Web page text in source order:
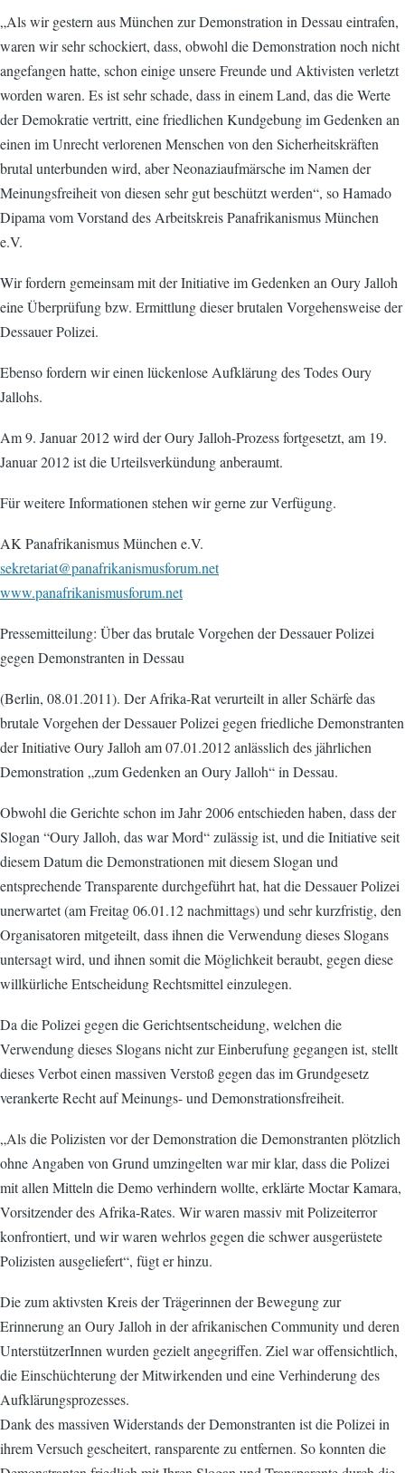
„Als wir gestern aus München zur Demonstration in Dessau eintrafen,
waren wir sehr schockiert, dass, obwohl die Demonstration noch nicht
angefangen hatte, schon einige unsere Freunde und Aktivisten verletzt
worden waren. Es ist sehr schade, dass in einem Land, das die Werte
der Demokratie vertritt, eine friedlichen Kundgebung im Gedenken an
einen im Unrecht verlorenen Menschen von den Sicherheitskräften
brutal unterbunden wird, aber Neonaziaufmärsche im Namen der
Meinungsfreiheit von diesen sehr gut beschützt werden“, so Hamado
Dipama vom Vorstand des Arbeitskreis Panafrikanismus München
e.V.
Wir fordern gemeinsam mit der Initiative im Gedenken an Oury Jalloh
eine Überprüfung bzw. Ermittlung dieser brutalen Vorgehensweise der
Dessauer Polizei.
Ebenso fordern wir einen lückenlose Aufklärung des Todes Oury
Jallohs.
Am 9. Januar 2012 wird der Oury Jalloh-Prozess fortgesetzt, am 19.
Januar 2012 ist die Urteilsverkündung anberaumt.
Für weitere Informationen stehen wir gerne zur Verfügung.
AK Panafrikanismus München e.V.
sekretariat@panafrikanismusforum.net
www.panafrikanismusforum.net
Pressemitteilung: Über das brutale Vorgehen der Dessauer Polizei
gegen Demonstranten in Dessau
(Berlin, 08.01.2011). Der Afrika-Rat verurteilt in aller Schärfe das
brutale Vorgehen der Dessauer Polizei gegen friedliche Demonstranten
der Initiative Oury Jalloh am 07.01.2012 anlässlich des jährlichen
Demonstration „zum Gedenken an Oury Jalloh“ in Dessau.
Obwohl die Gerichte schon im Jahr 2006 entschieden haben, dass der
Slogan “Oury Jalloh, das war Mord“ zulässig ist, und die Initiative seit
diesem Datum die Demonstrationen mit diesem Slogan und
entsprechende Transparente durchgeführt hat, hat die Dessauer Polizei
unerwartet (am Freitag 06.01.12 nachmittags) und sehr kurzfristig, den
Organisatoren mitgeteilt, dass ihnen die Verwendung dieses Slogans
untersagt wird, und ihnen somit die Möglichkeit beraubt, gegen diese
willkürliche Entscheidung Rechtsmittel einzulegen.
Da die Polizei gegen die Gerichtsentscheidung, welchen die
Verwendung dieses Slogans nicht zur Einberufung gegangen ist, stellt
dieses Verbot einen massiven Verstoß gegen das im Grundgesetz
verankerte Recht auf Meinungs- und Demonstrationsfreiheit.
„Als die Polizisten vor der Demonstration die Demonstranten plötzlich
ohne Angaben von Grund umzingelten war mir klar, dass die Polizei
mit allen Mitteln die Demo verhindern wollte, erklärte Moctar Kamara,
Vorsitzender des Afrika-Rates. Wir waren massiv mit Polizeiterror
konfrontiert, und wir waren wehrlos gegen die schwer ausgerüstete
Polizisten ausgeliefert“, fügt er hinzu.
Die zum aktivsten Kreis der Trägerinnen der Bewegung zur
Erinnerung an Oury Jalloh in der afrikanischen Community und deren
UnterstützerInnen wurden gezielt angegriffen. Ziel war offensichtlich,
die Einschüchterung der Mitwirkenden und eine Verhinderung des
Aufklärungsprozesses.
Dank des massiven Widerstands der Demonstranten ist die Polizei in
ihrem Versuch gescheitert, ransparente zu entfernen. So konnten die